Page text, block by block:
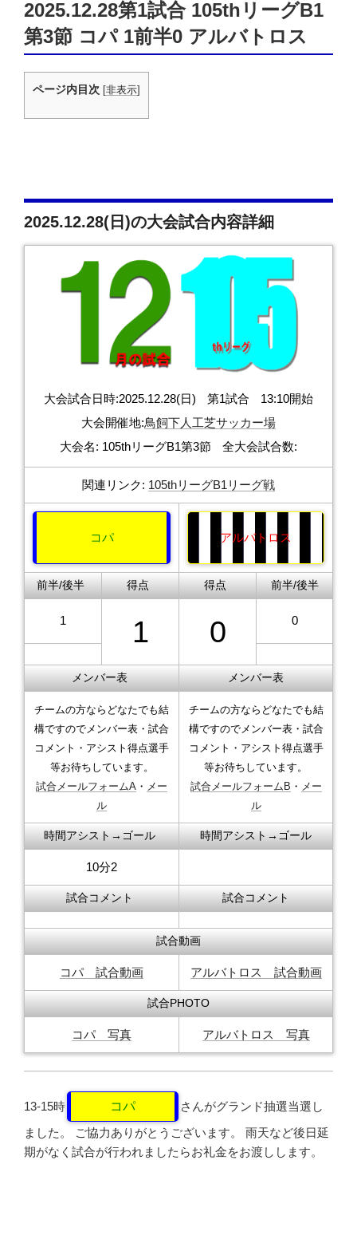
日:
2025.12.28第1試合 105thリーグB1
第3節 コパ 1前半0 アルバトロス
ページ内目次 [非表示]
2025.12.28(日)の大会試合内容詳細
大会試合日時:2025.12.28(日) 第1試合
13:10開始
大会開催地:鳥飼下人工芝サッカー場
大会名: 105thリーグB1第3節 全大会試合数:
関連リンク: 105thリーグB1リーグ戦
コパ アルバトロス
前半/後半 得点 得点 前半/後半
1 1 0 0
メンバー表 メンバー表
チームの方ならどなたでも結
構ですのでメンバー表・試合
コメント・アシスト得点選手
等お待ちしています。
試合メールフォームA ・ メー
ル
チームの方ならどなたでも結
構ですのでメンバー表・試合
コメント・アシスト得点選手
等お待ちしています。
試合メールフォームB ・ メー
ル
時間アシスト→ゴール 時間アシスト→ゴール
10分2
試合コメント 試合コメント
試合動画
コパ 試合動画 アルバトロス 試合動画
試合PHOTO
コパ 写真 アルバトロス 写真
13-15時 コパ
さんがグランド抽選当選し
ました。 ご協力ありがとうございます。 雨天など後日延
期がなく試合が行われましたらお礼金をお渡しします。